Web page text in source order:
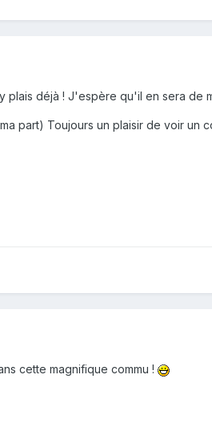
plais déjà ! J'espère qu'il en sera de
part) Toujours un plaisir de voir un
cette magnifique commu !